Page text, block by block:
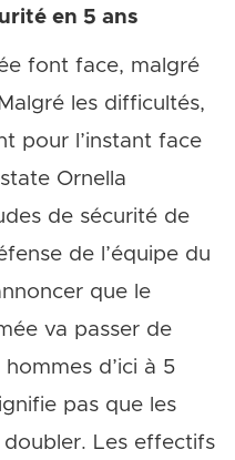
en 5 ans
font face, malgré
les difficultés,
pour l’instant face
Ornella
de sécurité de
de l’équipe du
que le
va passer de
d’ici à 5
pas que les
Les effectifs